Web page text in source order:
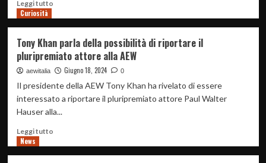
Leggi tutto
La
star
indie
Megan
non
sarebbe
con
Curiosità
Tony Khan parla della possibilità di riportare il
pluripremiato attore alla AEW
aewitalia Giugno 18, 2024 0
Il presidente della AEW Tony Khan ha rivelato di essere
interessato a riportare il pluripremiato attore Paul Walter
Hauser alla...
Leggi tuttoLeggi
News